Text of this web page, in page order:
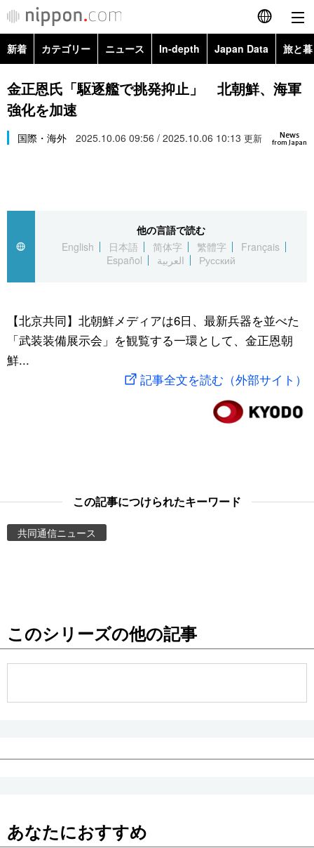
English
简体字
Русский
カテゴリー
経済・ビジネス
国際
文化
トップ
アーカイブ
In-depth
Japan Data
動画/Live
People
新着 カテゴリー ニュース In-depth Japan Data 旅と
政治・外交
経済・ビジネス
スポーツ・東京2020
Topics
金正恩氏「駆逐艦で挑発抑止」 北朝鮮、海軍
強化を加速
News
from Japan
国際・海外 2025.10.06 09:56 / 2025.10.06 10:13 更新
他の言語で読む
English
日本語 简体字 繁體字
Français
Español
العربية Русский
【北京共同】北朝鮮メディアは6日、最新兵器を並べた
「武装装備展示会」を観覧する一環として、金正恩朝
鮮...
記事全文を読む（外部サイト）
この記事につけられたキーワード
共同通信ニュース
このシリーズの他の記事
あなたにおすすめ